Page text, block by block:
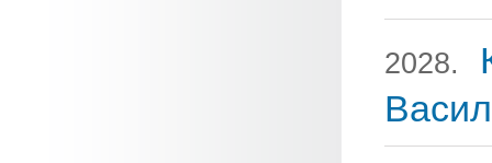
2028.